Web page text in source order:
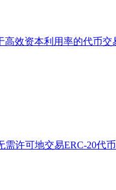
效资本利用率的代币
许可地交易ERC-20代